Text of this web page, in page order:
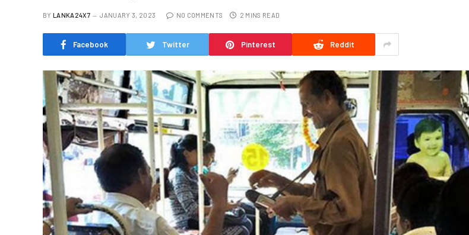
BY LANKA24X7 JANUARY 3, 2023 NO COMMENTS 2 MINS READ
Facebook Twitter Pinterest Reddit